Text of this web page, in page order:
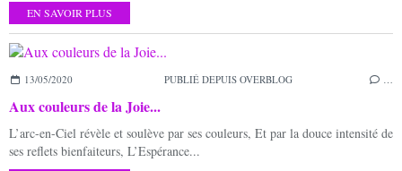
EN SAVOIR PLUS
13/05/2020 PUBLIÉ DEPUIS OVERBLOG
Aux couleurs de la Joie...
L’arc-en-Ciel révèle et soulève par ses couleurs, Et par la douce intensité de
ses reflets bienfaiteurs, L’Espérance...